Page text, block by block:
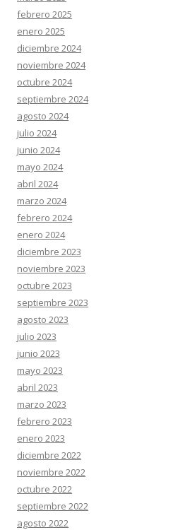
febrero 2025
enero 2025
diciembre 2024
noviembre 2024
octubre 2024
septiembre 2024
agosto 2024
julio 2024
junio 2024
mayo 2024
abril 2024
marzo 2024
febrero 2024
enero 2024
diciembre 2023
noviembre 2023
octubre 2023
septiembre 2023
agosto 2023
julio 2023
junio 2023
mayo 2023
abril 2023
marzo 2023
febrero 2023
enero 2023
diciembre 2022
noviembre 2022
octubre 2022
septiembre 2022
agosto 2022